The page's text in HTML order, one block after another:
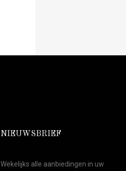
NIEUWSBRIEF
Wekelijks alle aanbiedingen in uw